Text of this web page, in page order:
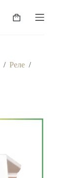
/ Реле /